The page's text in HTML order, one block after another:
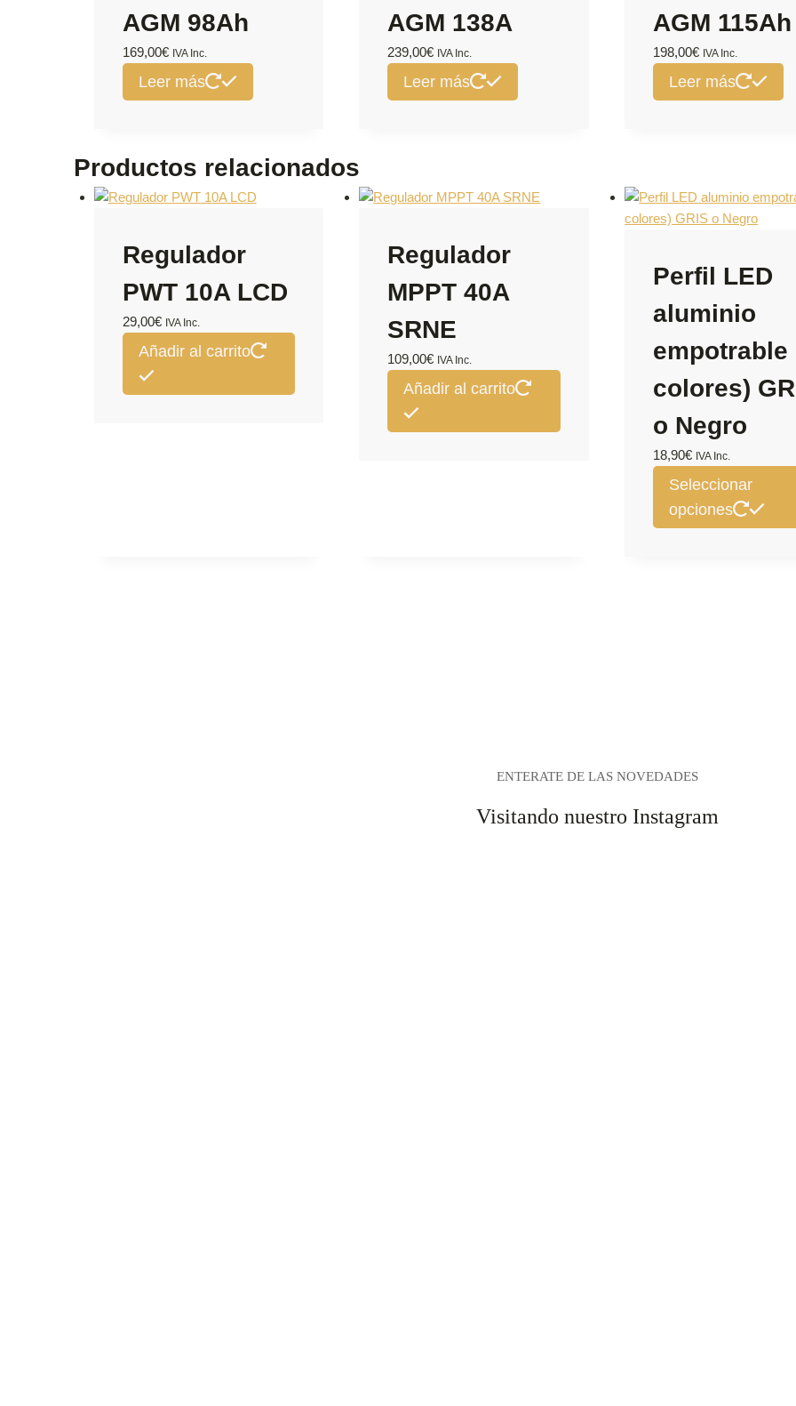
AGM 98Ah
169,00€ IVA Inc.
Leer más
AGM 138A
239,00€ IVA Inc.
Leer más
AGM 115Ah
198,00€ IVA Inc.
Leer más
Productos relacionados
Regulador
PWT 10A LCD
29,00€ IVA Inc.
Añadir al carrito
Regulador
MPPT 40A
SRNE
109,00€ IVA Inc.
Añadir al carrito
Perfil LED
aluminio
empotrable
colores)
o Negro
18,90€ IVA Inc.
Seleccionar
opciones
ENTERATE DE LAS NOVEDADES
Visitando nuestro Instagram